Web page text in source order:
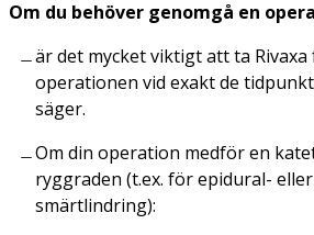
Om du behöver genomgå en
är det mycket viktigt att ta
operationen vid exakt de
säger.
Om din operation medför en
ryggraden (t.ex. för epidural-
smärtlindring):